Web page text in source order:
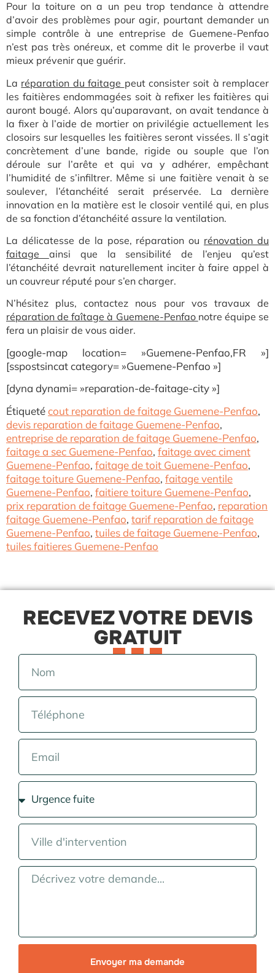
Pour la toiture on a un peu trop tendance à attendre
d’avoir des problèmes pour agir, pourtant demander un
simple contrôle à une entreprise de Guemene-Penfao
n’est pas très onéreux, et comme dit le proverbe il vaut
mieux prévenir que guérir.
La réparation du faitage peut consister soit à remplacer
les faitières endommagées soit à refixer les faitières qui
auront bougé. Alors qu’auparavant, on avait tendance à
la fixer à l’aide de mortier on privilégie actuellement les
closoirs sur lesquelles les faitières seront vissées. Il s’agit
concrètement d’une bande, rigide ou souple que l’on
déroule sur l’arête et qui va y adhérer, empêchant
l’humidité de s’infiltrer. Même si une faitière venait à se
soulever, l’étanchéité serait préservée. La dernière
innovation en la matière est le closoir ventilé qui, en plus
de sa fonction d’étanchéité assure la ventilation.
La délicatesse de la pose, réparation ou rénovation du
faitage ainsi que la sensibilité de l’enjeu qu’est
l’étanchéité devrait naturellement inciter à faire appel à
un couvreur réputé pour s’en charger.
N’hésitez plus, contactez nous pour vos travaux de
réparation de faîtage à Guemene-Penfao notre équipe se
fera un plaisir de vous aider.
[google-map location= »Guemene-Penfao,FR »]
[sspostsincat category= »Guemene-Penfao »]
[dyna dynami= »reparation-de-faitage-city »]
Étiquetécout reparation de faitage Guemene-Penfao,
devis reparation de faitage Guemene-Penfao,
entreprise de reparation de faitage Guemene-Penfao,
faitage a sec Guemene-Penfao, faitage avec ciment
Guemene-Penfao, faitage de toit Guemene-Penfao,
faitage toiture Guemene-Penfao, faitage ventile
Guemene-Penfao, faitiere toiture Guemene-Penfao,
prix reparation de faitage Guemene-Penfao, reparation
faitage Guemene-Penfao, tarif reparation de faitage
Guemene-Penfao, tuiles de faitage Guemene-Penfao,
tuiles faitieres Guemene-Penfao
RECEVEZ VOTRE DEVIS
GRATUIT
Envoyer ma demande